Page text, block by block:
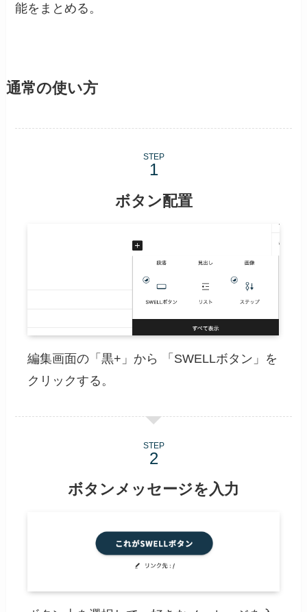
能をまとめる。
通常の使い方
STEP
ボタン配置
編集画面の「黒+」から 「SWELLボタン」を
クリックする。
STEP
ボタンメッセージを入力